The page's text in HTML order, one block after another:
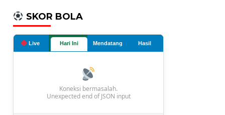
SKOR BOLA
Live Hari Ini Mendatang Hasil
Koneksi bermasalah.
Unexpected end of JSON input